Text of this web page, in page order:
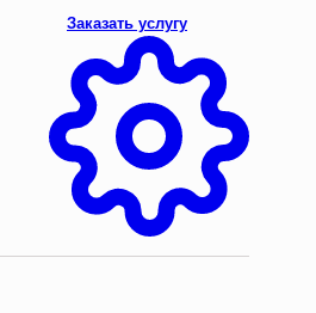
Заказать услугу